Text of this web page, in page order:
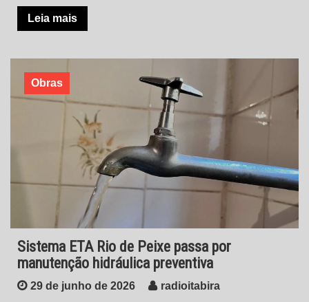
Leia mais
Obras
Sistema ETA Rio de Peixe passa por
manutenção hidráulica preventiva
29 de junho de 2026 radioitabira